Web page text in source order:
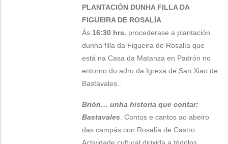
PLANTACIÓN DUNHA FILLA DA
FIGUEIRA DE ROSALÍA
Ás 16:30 hrs. procederase a plantación
dunha filla da Figueira de Rosalía que
está na Casa da Matanza en Padrón no
entorno do adro da Igrexa de San Xiao de
Bastavales..
Brión… unha historia que contar:
Bastavales . Contos e cantos ao abeiro
das campás con Rosalía de Castro.